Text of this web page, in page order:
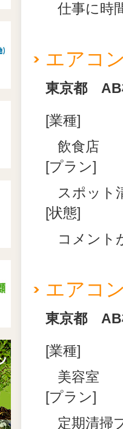
仕事に時
エアコ
東京都 AB
[業種]
飲食店
[プラン]
スポット
[状態]
コメント
エアコ
東京都 AB
[業種]
美容室
[プラン]
定期清掃